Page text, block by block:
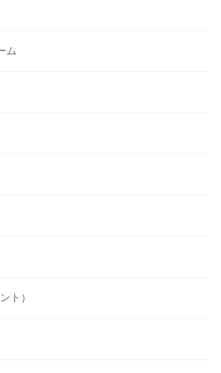
ム
ト）